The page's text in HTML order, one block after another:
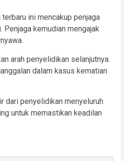
ini mencakup penjaga
kemudian mengajak
arah penyelidikan selanjutnya.
dalam kasus kematian
dari penyelidikan menyeluruh
untuk memastikan keadilan